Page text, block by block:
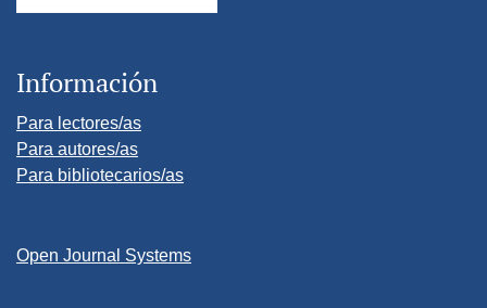
Información
Para lectores/as
Para autores/as
Para bibliotecarios/as
Open Journal Systems